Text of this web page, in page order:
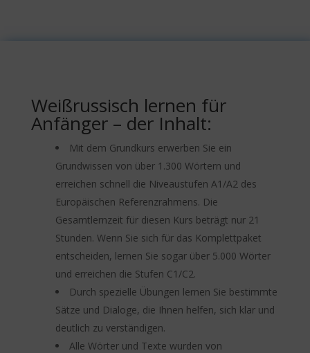
Weißrussisch lernen für
Anfänger – der Inhalt:
Mit dem Grundkurs erwerben Sie ein
Grundwissen von über 1.300 Wörtern und
erreichen schnell die Niveaustufen A1/A2 des
Europäischen Referenzrahmens. Die
Gesamtlernzeit für diesen Kurs beträgt nur 21
Stunden. Wenn Sie sich für das Komplettpaket
entscheiden, lernen Sie sogar über 5.000 Wörter
und erreichen die Stufen C1/C2.
Durch spezielle Übungen lernen Sie bestimmte
Sätze und Dialoge, die Ihnen helfen, sich klar und
deutlich zu verständigen.
Alle Wörter und Texte wurden von